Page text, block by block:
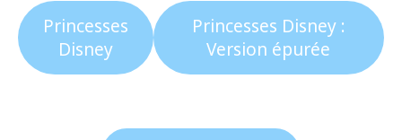
Princesses
Disney
Princesses Disney :
Version épurée